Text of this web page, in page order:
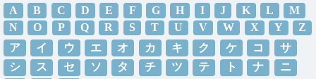
A
B C D E F G H I J K L
M
N
O P Q R S T U V W X Y
Z
ア
イ ウ エ オ カ キ ク ケ コ
サ
シ
ス セ ソ タ チ ツ テ ト ナ
ニ